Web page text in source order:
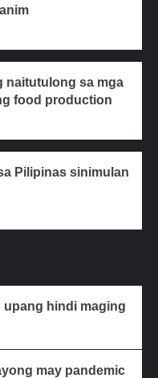
naitutulong sa mga
food production
Pilipinas sinimulan
upang hindi maging
may pandemic